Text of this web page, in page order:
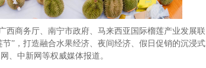
西商务厅、南宁市政府、马来西亚国际榴莲产业发展联
节” ，打造融合水果经济、夜间经济、假日促销的沉浸式
、中新网等权威媒体报道。